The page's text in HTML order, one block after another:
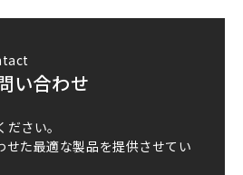
い合わせ
さい。
せた最適な製品を提供させてい